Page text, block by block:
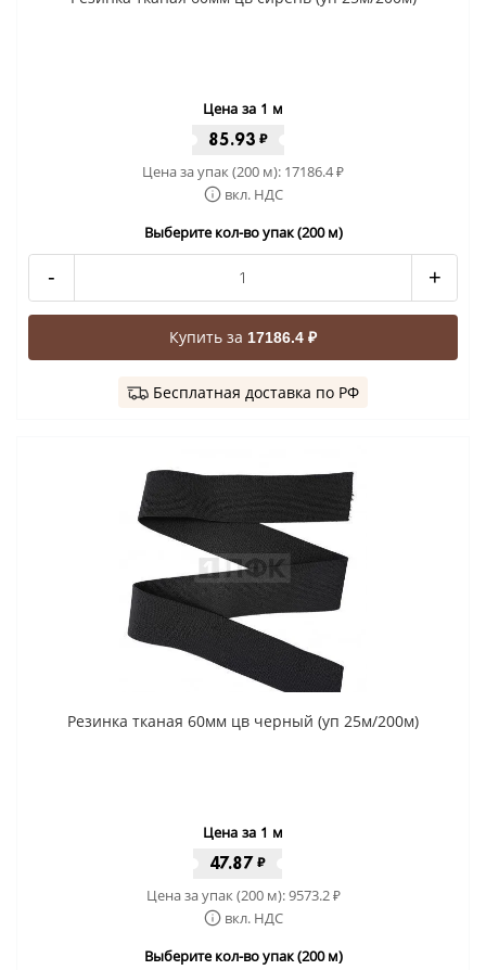
Цена за 1 м
85.93 ₽
Цена за упак (200 м): 17186.4₽
вкл. НДС
Выберите кол-во упак (200 м)
- +
Купить за 17186.4 ₽
Бесплатная доставка по РФ
Резинка тканая 60мм цв черный (уп 25м/200м)
Цена за 1 м
47.87₽
Цена за упак (200 м):9573.2₽
вкл. НДС
Выберите кол-во упак (200 м)